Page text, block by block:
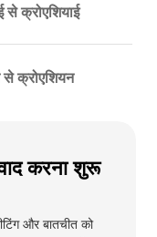
से क्रोएशियाई
से क्रोएशियन
करना शुरू
और बातचीत को